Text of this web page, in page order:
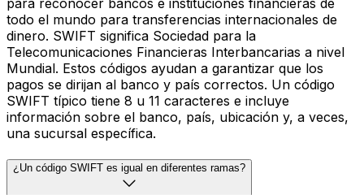
todo el mundo para transferencias internacionales de
dinero. SWIFT significa Sociedad para la
Telecomunicaciones Financieras Interbancarias a nivel
Mundial. Estos códigos ayudan a garantizar que los
pagos se dirijan al banco y país correctos. Un código
SWIFT típico tiene 8 u 11 caracteres e incluye
información sobre el banco, país, ubicación y, a veces,
una sucursal específica.
¿Un código SWIFT es igual en diferentes ramas?